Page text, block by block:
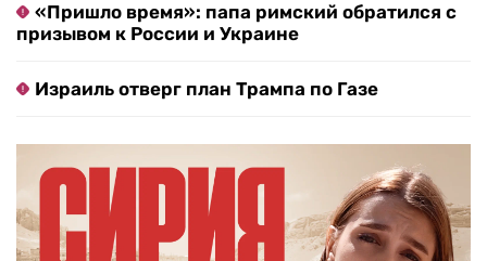
«Пришло время»: папа римский обратился с
призывом к России и Украине
Израиль отверг план Трампа по Газе